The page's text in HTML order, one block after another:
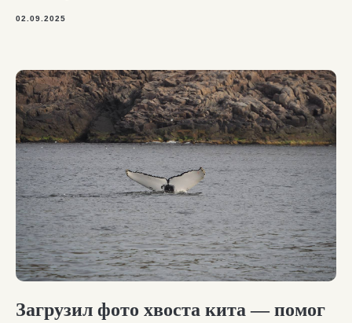
02.09.2025
Загрузил фото хвоста кита — помог